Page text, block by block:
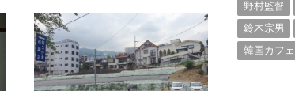
野村監督
鈴木宗男
韓国カフェ